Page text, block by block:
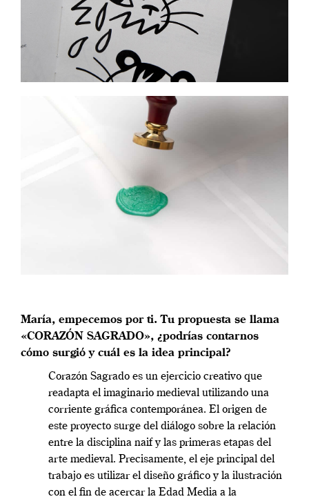
María, empecemos por ti. Tu propuesta se llama
«CORAZÓN SAGRADO», ¿podrías contarnos
cómo surgió y cuál es la idea principal?
Corazón Sagrado es un ejercicio creativo que
readapta el imaginario medieval utilizando una
corriente gráfica contemporánea. El origen de
este proyecto surge del diálogo sobre la relación
entre la disciplina naif y las primeras etapas del
arte medieval. Precisamente, el eje principal del
trabajo es utilizar el diseño gráfico y la ilustración
con el fin de acercar la Edad Media a la